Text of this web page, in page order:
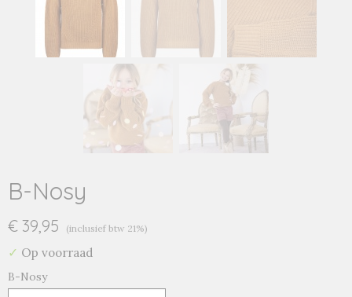
B-Nosy
€ 39,95 (inclusief btw 21%)
✓ Op voorraad
B-Nosy